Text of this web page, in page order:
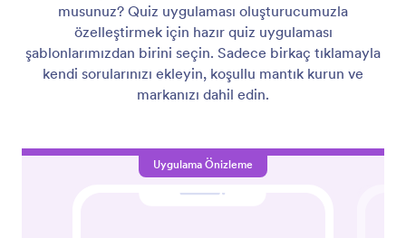
musunuz? Quiz uygulaması oluşturucumuzla
özelleştirmek için hazır quiz uygulaması
şablonlarımızdan birini seçin. Sadece birkaç tıklamayla
kendi sorularınızı ekleyin, koşullu mantık kurun ve
markanızı dahil edin.